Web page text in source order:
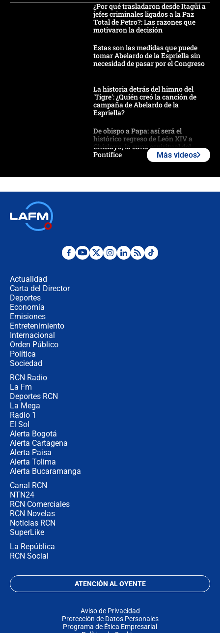
¿Por qué trasladaron desde Itagüí a
jefes criminales ligados a la Paz
Total de Petro?: Las razones que
motivaron la decisión
Estas son las medidas que puede
tomar Abelardo de la Espriella sin
necesidad de pasar por el Congreso
La historia detrás del himno del
'Tigre': ¿Quién creó la canción de
campaña de Abelardo de la
Espriella?
De obispo a Papa: así será el
histórico regreso de León XIV a
Chiclayo, la cuna espiritual del
Pontífice
sacerdote en la posesión de Abelardo
¿La posesión de Abelardo De la
Más videos
Actualidad
Carta del Director
Deportes
Economía
Emisiones
Entretenimiento
Internacional
Orden Público
Política
Sociedad
RCN Radio
La Fm
Deportes RCN
La Mega
Radio 1
El Sol
Alerta Bogotá
Alerta Cartagena
Alerta Paisa
Alerta Tolima
Alerta Bucaramanga
Canal RCN
NTN24
RCN Comerciales
RCN Novelas
Noticias RCN
SuperLike
La República
RCN Social
ATENCIÓN AL OYENTE
Aviso de Privacidad
Protección de Datos Personales
Programa de Ética Empresarial